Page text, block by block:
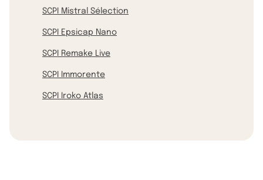
SCPI Mistral Sélection
SCPI Epsicap Nano
SCPI Remake Live
SCPI Immorente
SCPI Iroko Atlas